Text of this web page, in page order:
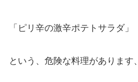
「ピリ辛の激辛ポテトサラダ」
という、危険な料理があります、